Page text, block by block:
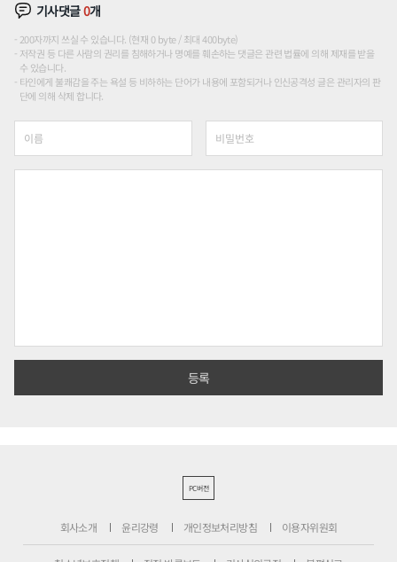
기사댓글0개
200자까지 쓰실 수 있습니다. (현재 0 byte / 최대 400byte)
저작권 등 다른 사람의 권리를 침해하거나 명예를 훼손하는 댓글은 관련 법률에 의해 제재를 받을
수 있습니다.
타인에게 불쾌감을 주는 욕설 등 비하하는 단어가 내용에 포함되거나 인신공격성 글은 관리자의 판
단에 의해 삭제 합니다.
PC버전
회사소개 윤리강령 개인정보처리방침 이용자위원회